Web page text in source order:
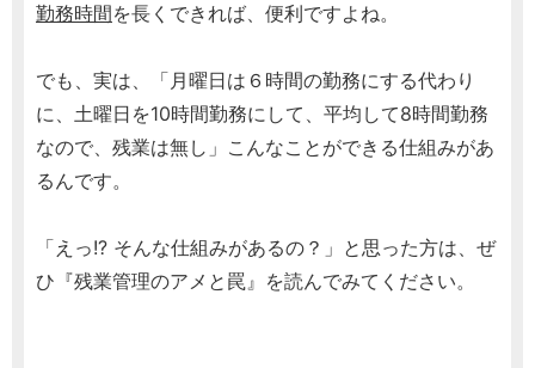
勤務時間を長くできれば、便利ですよね。
でも、実は、「月曜日は６時間の勤務にする代わり
に、土曜日を10時間勤務にして、平均して8時間勤務
なので、残業は無し」こんなことができる仕組みがあ
るんです。
「えっ!? そんな仕組みがあるの？」と思った方は、ぜ
ひ『残業管理のアメと罠』を読んでみてください。